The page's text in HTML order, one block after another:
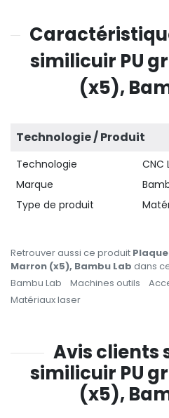
similicuir PU
(x5),
Technologie / Produit
Technologie
CNC
Marque
Type de produit
Retrouver aussi ce produit
Marron (x5), Bambu Lab dans
Bambu Lab
Machines outils
Matériaux laser
Avis clients
similicuir PU
(x5),